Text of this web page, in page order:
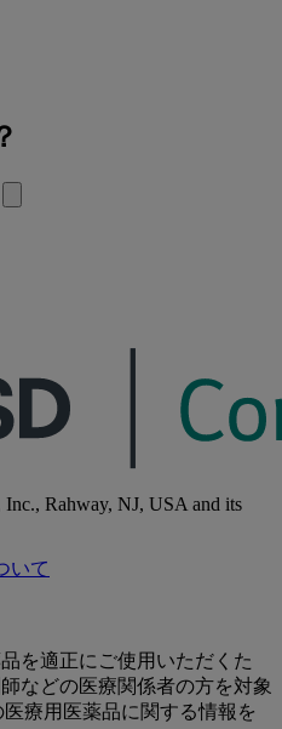
検
Rahway, NJ, USA and its
いて
を適正にご使用いただくた
などの医療関係者の方を対象
療用医薬品に関する情報を